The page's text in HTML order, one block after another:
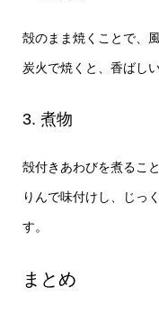
殻のまま焼くことで、
炭火で焼くと、香ばし
3. 煮物
殻付きあわびを煮るこ
りんで味付けし、じっ
す。
まとめ